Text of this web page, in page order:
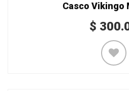
Casco Vikingo
$